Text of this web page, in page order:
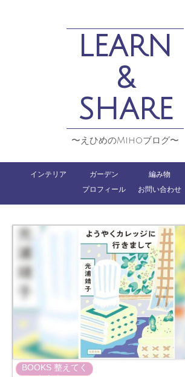
LEARN
&
SHARE
〜えひめのMihoブログ〜
インテリア ガーデン 編み物
プロフィール
お問い合わせ
BOOKS 整えてく